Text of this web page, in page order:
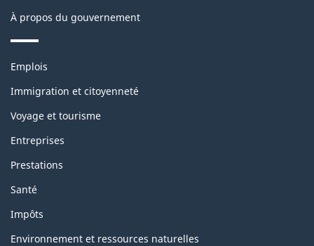
À propos du gouvernement
Thèmes
sujets
Emplois
Immigration et citoyenneté
Voyage et tourisme
Entreprises
Prestations
Santé
Impôts
Environnement et ressources naturelles